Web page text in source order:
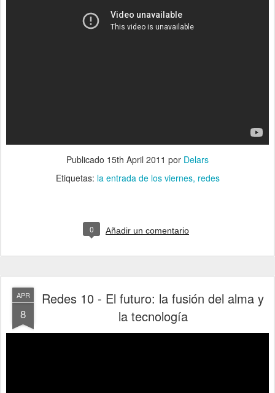
Publicado 15th April 2011 por Delars
Etiquetas: la entrada de los viernes redes
0 Añadir un comentario
APR
8
Redes 10 - El futuro: la fusión del alma y
la tecnología